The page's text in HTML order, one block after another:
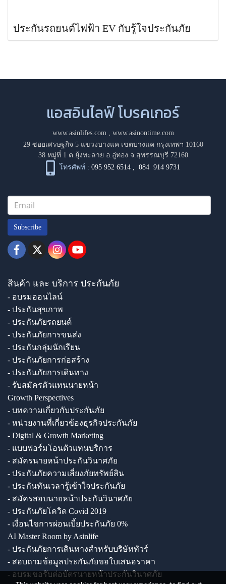
ประกันรถยนต์ไฟฟ้า EV กับรู้ใจประกันภัย
แอสอินไลฟ์ โบรคเกอร์
www.asinlifes.com, www.asinontime.com
29 ซอยเศรษฐกิจ 5 แขวงบางแค เขตบางแค กรุงเทพฯ 10160
38 หมู่ที่ 1 ต.ยุ้งทะลาย อ.อู่ทอง จ.สุพรรณบุรี 72160
โทรศัพท์ : 095 952 6514 ,084 914 9731
Subscribe
สินค้า และ บริการ ประกันภัย
- อบรมออนไลน์
- ประกันสุขภาพ
- ประกันภัยรถยนต์
- ประกันภัยการขนส่ง
- ประกันกลุ่มนักเรียน
- ประกันภัยการก่อสร้าง
- ประกันภัยการเดินทาง
- รับสมัครตัวแทนนายหน้า
Growth Perspectives
- บทความเกี่ยวกับประกันภัย
- หน่วยงานที่เกี่ยวข้องธุรกิจประกันภัย
- Digital & Growth Marketing
- แบบฟอร์มโอนตัวแทนบริการ
- สมัครนายหน้าประกันวินาศภัย
- ประกันภัยความเสี่ยงภัยทรัพย์สิน
- ประกันทันเวลารู้เข้าใจประกันภัย
- สมัครสอบนายหน้าประกันวินาศภัย
- ประกันภัยโควิด Covid 2019
- เงื่อนไขการผ่อนเบี้ยประกันภัย 0%
AI Master Room by Asinlife
- ประกันภัยการเดินทางสำหรับบริษัททัวร์
- สอบถามข้อมูลประกันภัยขอใบเสนอราคา
- อบรมขอรับต่อบัตรนายหน้าประกันวินาศภัย